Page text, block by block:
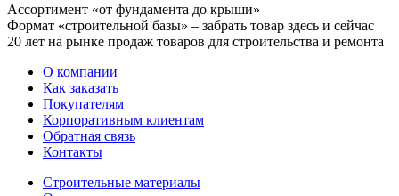
Ассортимент «от фундамента до крыши»
Формат «строительной базы» – забрать товар здесь и сейчас
20 лет на рынке продаж товаров для строительства и ремонта
О компании
Как заказать
Покупателям
Корпоративным клиентам
Обратная связь
Контакты
Строительные материалы